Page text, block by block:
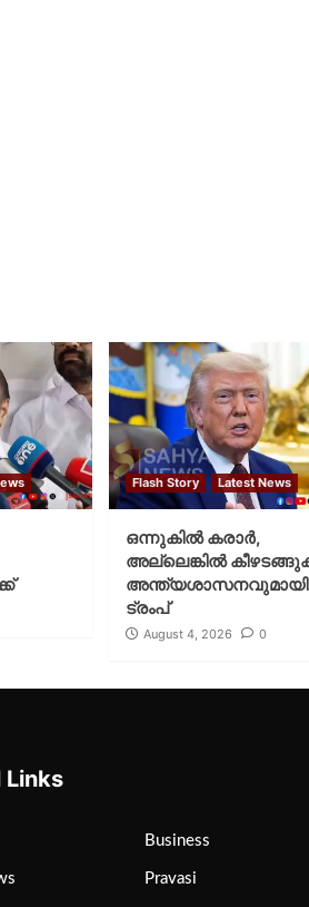
Flash Story Latest News
ഒന്നുകില്‍ കരാര്‍,
അല്ലെങ്കില്‍
അന്ത്യശാസനവുമായി
ട്രംപ്
August 4, 2026 0
Links
Business
Pravasi